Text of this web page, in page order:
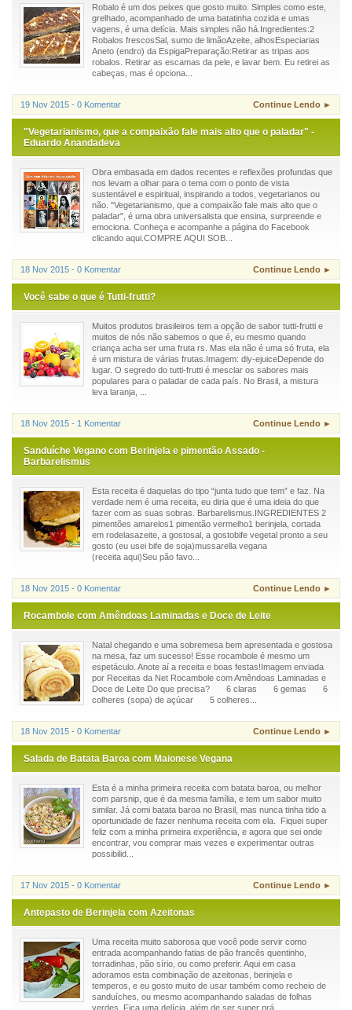
Robalo é um dos peixes que gosto muito. Simples como este,
grelhado, acompanhado de uma batatinha cozida e umas
vagens, é uma delícia. Mais simples não há.Ingredientes:2
Robalos frescosSal, sumo de limãoAzeite, alhosEspeciarias
Aneto (endro) da EspigaPreparação:Retirar as tripas aos
robalos. Retirar as escamas da pele, e lavar bem. Eu retirei as
cabeças, mas é opciona...
19 Nov 2015 - 0 Komentar Continue Lendo ►
"Vegetarianismo, que a compaixão fale mais alto que o paladar" -
Eduardo Anandadeva
Obra embasada em dados recentes e reflexões profundas que
nos levam a olhar para o tema com o ponto de vista
sustentável e espiritual, inspirando a todos, vegetarianos ou
não. "Vegetarianismo, que a compaixão fale mais alto que o
paladar", é uma obra universalista que ensina, surpreende e
emociona. Conheça e acompanhe a página do Facebook
clicando aqui.COMPRE AQUI SOB...
18 Nov 2015 - 0 Komentar Continue Lendo ►
Você sabe o que é Tutti-frutti?
Muitos produtos brasileiros tem a opção de sabor tutti-frutti e
muitos de nós não sabemos o que é, eu mesmo quando
criança acha ser uma fruta rs. Mas ela não é uma só fruta, ela
é um mistura de várias frutas.Imagem: diy-ejuiceDepende do
lugar. O segredo do tutti-frutti é mesclar os sabores mais
populares para o paladar de cada país. No Brasil, a mistura
leva laranja, ...
18 Nov 2015 - 1 Komentar Continue Lendo ►
Sanduíche Vegano com Berinjela e pimentão Assado -
Barbarelismus
Esta receita é daquelas do tipo “junta tudo que tem” e faz. Na
verdade nem é uma receita, eu diria que é uma ideia do que
fazer com as suas sobras. Barbarelismus.INGREDIENTES 2
pimentões amarelos1 pimentão vermelho1 berinjela, cortada
em rodelasazeite, a gostosal, a gostobife vegetal pronto a seu
gosto (eu usei bife de soja)mussarella vegana
(receita aqui)Seu pão favo...
18 Nov 2015 - 0 Komentar Continue Lendo ►
Rocambole com Amêndoas Laminadas e Doce de Leite
Natal chegando e uma sobremesa bem apresentada e gostosa
na mesa, faz um sucesso! Esse rocambole é mesmo um
espetáculo. Anote aí a receita e boas festas!Imagem enviada
por Receitas da Net Rocambole com Amêndoas Laminadas e
Doce de Leite Do que precisa? 6 claras 6 gemas 6
colheres (sopa) de açúcar 5 colheres...
18 Nov 2015 - 0 Komentar Continue Lendo ►
Salada de Batata Baroa com Maionese Vegana
Esta é a minha primeira receita com batata baroa, ou melhor
com parsnip, que é da mesma família, e tem um sabor muito
similar. Já comi batata baroa no Brasil, mas nunca tinha tido a
oportunidade de fazer nenhuma receita com ela. Fiquei super
feliz com a minha primeira experiência, e agora que sei onde
encontrar, vou comprar mais vezes e experimentar outras
possibilid...
17 Nov 2015 - 0 Komentar Continue Lendo ►
Antepasto de Berinjela com Azeitonas
Uma receita muito saborosa que você pode servir como
entrada acompanhando fatias de pão francês quentinho,
torradinhas, pão sírio, ou como preferir. Aqui em casa
adoramos esta combinação de azeitonas, berinjela e
temperos, e eu gosto muito de usar também como recheio de
sanduíches, ou mesmo acompanhando saladas de folhas
verdes. Fica uma delícia, além de ser super prá...